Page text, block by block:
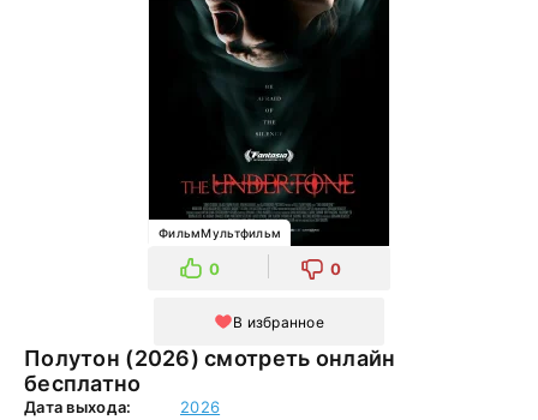
Полутон (2026) смотреть онлайн
бесплатно
ФильмМультфильм
0 0
В избранное
Дата выхода:
2026